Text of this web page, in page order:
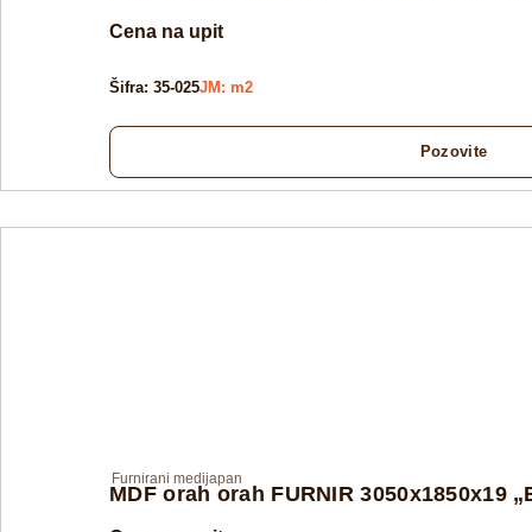
Cena na upit
Šifra: 35-025JM: m2
Pozovite
Furnirani medijapan
MDF orah orah FURNIR 3050x1850x19